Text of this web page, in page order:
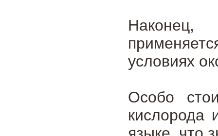
Наконец,
условиях
Особо
кислорода